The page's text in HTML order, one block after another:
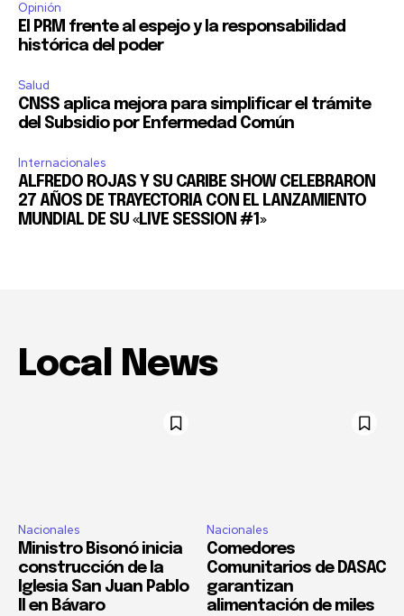
Opinión
El PRM frente al espejo y la responsabilidad
histórica del poder
Salud
CNSS aplica mejora para simplificar el trámite
del Subsidio por Enfermedad Común
Internacionales
ALFREDO ROJAS Y SU CARIBE SHOW CELEBRARON
27 AÑOS DE TRAYECTORIA CON EL LANZAMIENTO
MUNDIAL DE SU «LIVE SESSION #1»
Local News
Nacionales
Ministro Bisonó inicia
construcción de la
Iglesia San Juan Pablo
II en Bávaro
Nacionales
Comedores
Comunitarios de DASAC
garantizan
alimentación de miles